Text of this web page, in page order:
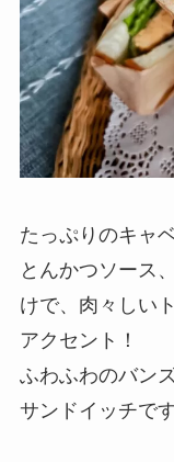
たっぷりのキャ
とんかつソース
けで、肉々しい
アクセント！
ふわふわのバン
サンドイッチです